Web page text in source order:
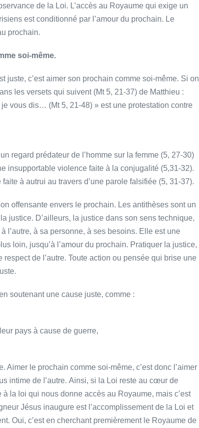
de la Loi. L’accès au Royaume qui exige un
est conditionné par l’amour du prochain. Le
prochain.
soi-même.
juste, c’est aimer son prochain comme soi-même. Si on
les versets qui suivent (Mt 5, 21-37) de Matthieu :
vous dis… (Mt 5, 21-48) » est une protestation contre
regard prédateur de l’homme sur la femme (5, 27-30)
insupportable violence faite à la conjugalité (5,31-32).
à autrui au travers d’une parole falsifiée (5, 31-37).
offensante envers le prochain. Les antithèses sont un
justice. D’ailleurs, la justice dans son sens technique,
l’autre, à sa personne, à ses besoins. Elle est une
loin, jusqu’à l’amour du prochain. Pratiquer la justice,
de l’autre. Toute action ou pensée qui brise une
soutenant une cause juste, comme :
pays à cause de guerre,
le prochain comme soi-même, c’est donc l’aimer
intime de l’autre. Ainsi, si la Loi reste au cœur de
à la loi qui nous donne accès au Royaume, mais c’est
Jésus inaugure est l’accomplissement de la Loi et
Oui, c’est en cherchant premièrement le Royaume de